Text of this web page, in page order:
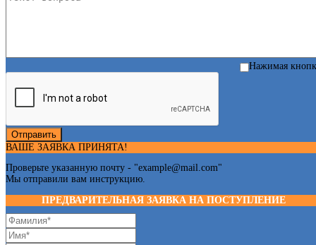
Нажимая
Отправить
ВАШЕ ЗАЯВКА ПРИНЯТА!
Проверьте указанную почту - "example@mail.com"
Мы отправили вам инструкцию.
ПРЕДВАРИТЕЛЬНАЯ ЗАЯВКА НА ПОСТУПЛЕНИЕ